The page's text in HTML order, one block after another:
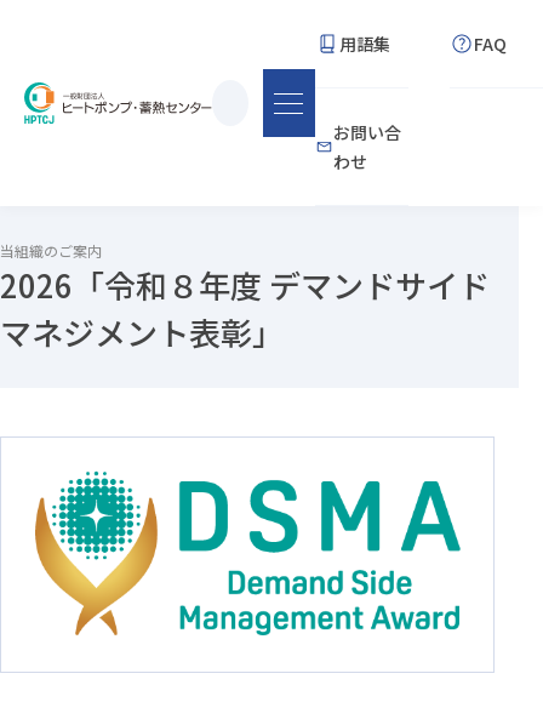
用語集 FAQ
お問い合
わせ
索
当組織のご案内
2026「令和８年度 デマンドサイド
マネジメント表彰」